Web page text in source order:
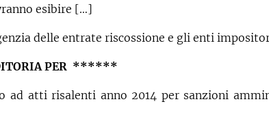
esibire […]
delle entrate riscossione e gli enti
PER ******
ad atti risalenti anno 2014 per sanzioni